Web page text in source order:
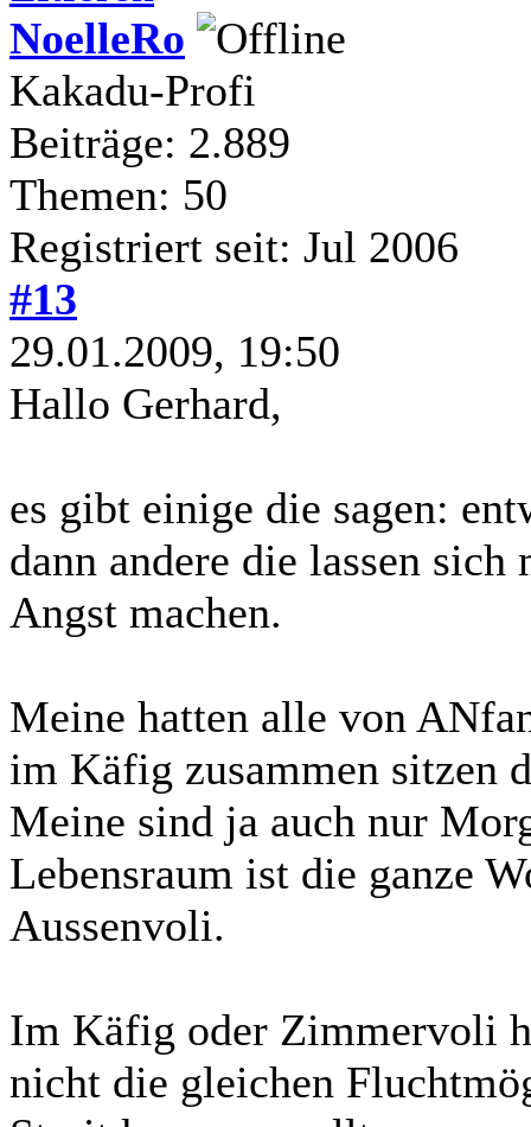
NoelleRo
Kakadu-Profi
Beiträge: 2.889
Themen: 50
Registriert seit: Jul 2006
#13
29.01.2009, 19:50
Hallo Gerhard,
es gibt einige die sagen:
dann andere die lassen
Angst machen.
Meine hatten alle von
im Käfig zusammen sitzen
Meine sind ja auch nur
Lebensraum ist die ganze
Aussenvoli.
Im Käfig oder Zimmervoli
nicht die gleichen